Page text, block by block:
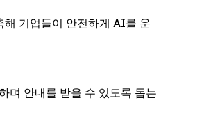
기업들이 안전하게 AI를 운
며 안내를 받을 수 있도록 돕는